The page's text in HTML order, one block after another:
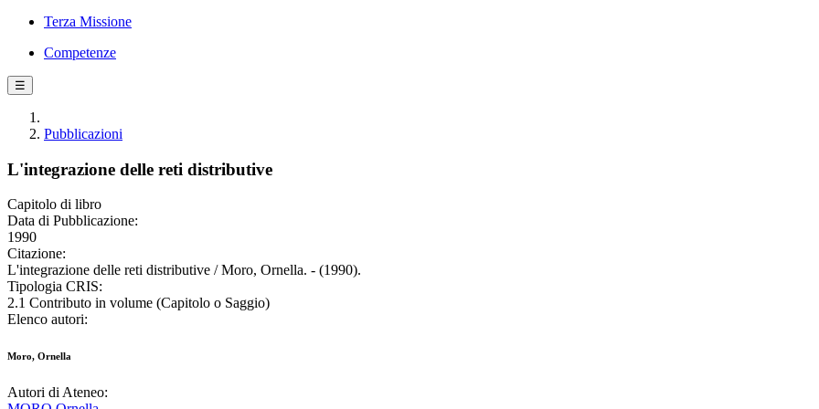
Terza Missione
Competenze
☰
Pubblicazioni
L'integrazione delle reti distributive
Capitolo di libro
Data di Pubblicazione:
1990
Citazione:
L'integrazione delle reti distributive / Moro, Ornella. - (1990).
Tipologia CRIS:
2.1 Contributo in volume (Capitolo o Saggio)
Elenco autori:
Moro, Ornella
Autori di Ateneo: